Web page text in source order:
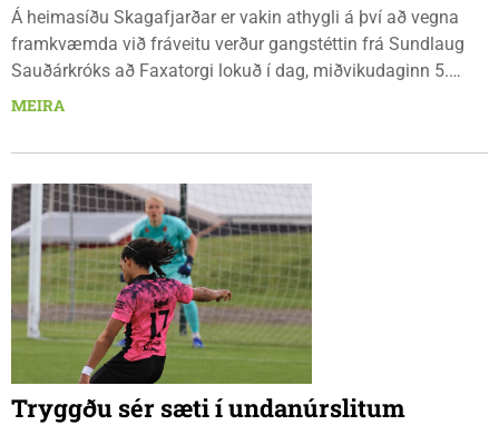
Á heimasíðu Skagafjarðar er vakin athygli á því að vegna
framkvæmda við fráveitu verður gangstéttin frá Sundlaug
Sauðárkróks að Faxatorgi lokuð í dag, miðvikudaginn 5.
ágúst, og á morgun, fimmtudaginn 6. ágúst.
MEIRA
Tryggðu sér sæti í undanúrslitum